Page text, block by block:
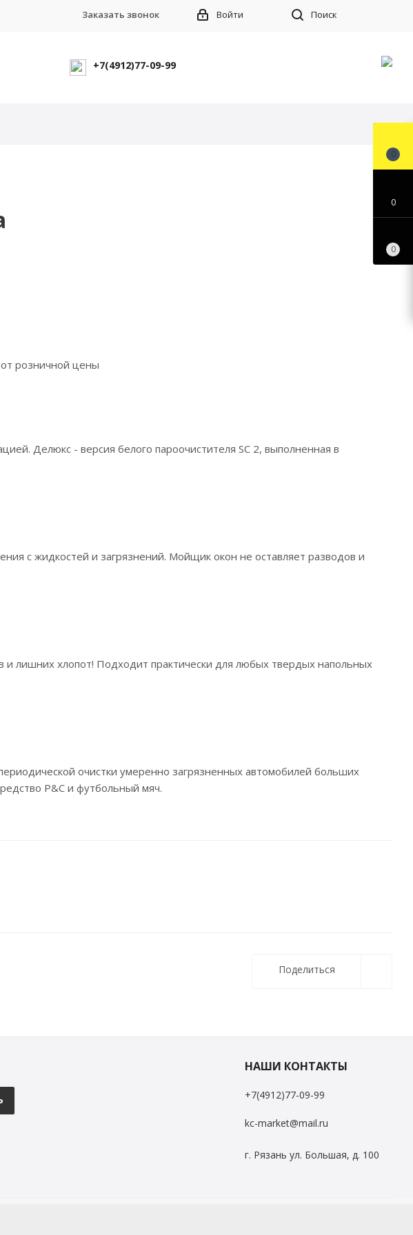
Поиск
Заказать звонок Войти
+7(4912)77-09-99
розничной цены
Делюкс - версия белого пароочистителя SC 2, выполненная в
с жидкостей и загрязнений. Мойщик окон не оставляет разводов и
и лишних хлопот! Подходит практически для любых твердых напольных
очистки умеренно загрязненных автомобилей больших
P&C и футбольный мяч.
Поделиться
НАШИ КОНТАКТЫ
+7(4912)77-09-99
kc-market@mail.ru
г. Рязань ул. Большая, д. 100
0
0
0